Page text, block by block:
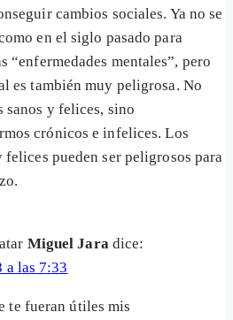
cambios sociales. Ya no se
en el siglo pasado para
“enfermedades mentales”, pero
es también muy peligrosa. No
sanos y felices, sino
crónicos e infelices. Los
felices pueden ser peligrosos para
Miguel Jara dice:
a las 7:33
te fueran útiles mis